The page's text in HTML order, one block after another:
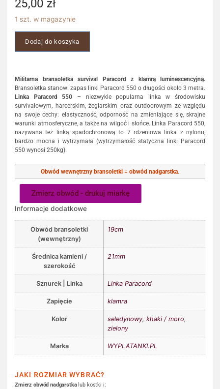
25,00 zł
1 szt. w magazynie
Dodaj do koszyka
Militarna bransoletka survival Paracord z klamrą luminescencyjną.
Bransoletka stanowi zapas linki Paracord 550 o długości około 3 metra.
Linka Paracord 550 – niezwykle popularna linka w środowisku
survivalowym, harcerskim, żeglarskim oraz outdoorowym ze względu
na swoje cechy: elastyczność, odporność na zmieniające się, skrajne
warunki atmosferyczne, a także na wilgoć i słońce. Linka Paracord 550,
nazywana też linką spadochronową to 7 rdzeniowa linka z nylonu,
bardzo mocna i wytrzymała (wytrzymałość statyczna linki Paracord
550 wynosi 250kg).
Obwód wewnętrzny bransoletki = obwód nadgarstka.
Zmierz obwód - drukuj miarkę
Informacje dodatkowe
Obwód bransoletki
(wewnętrzny)
19cm
Średnica kamieni /
szerokość
21mm
Sznurek | Linka Linka Paracord
Zapięcie klamra
Kolor seledynowy, khaki / moro,
zielony
Marka WYPLATANKI.PL
JAKI ROZMIAR WYBRAĆ?
Zmierz obwód nadgarstkalub kostki i: